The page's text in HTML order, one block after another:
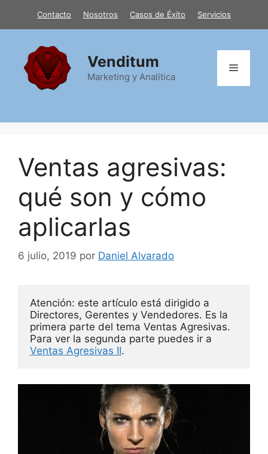
Contacto Nosotros Casos de Éxito Servicios
Venditum
Marketing y Analítica
Menú
Ventas agresivas:
qué son y cómo
aplicarlas
6 julio, 2019 por Daniel Alvarado
Atención: este artículo está dirigido a
Directores, Gerentes y Vendedores. Es la
primera parte del tema Ventas Agresivas.
Ventas Agresivas II